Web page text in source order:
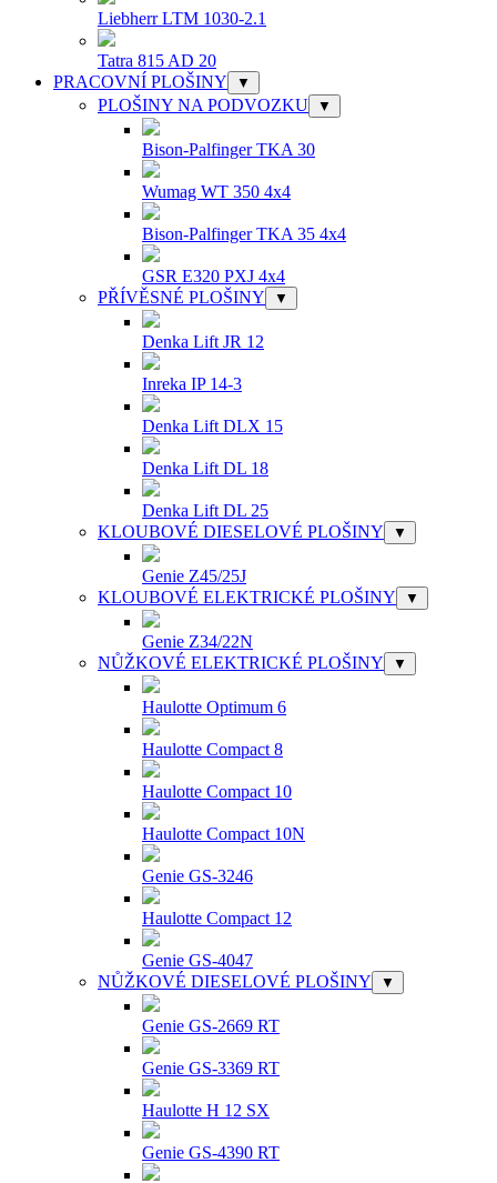
Liebherr LTM 1030-2.1
Tatra 815 AD 20
PRACOVNÍ PLOŠINY
▼
PLOŠINY NA PODVOZKU ▼
Bison-Palfinger TKA 30
Wumag WT 350 4x4
Bison-Palfinger TKA 35 4x4
GSR E320 PXJ 4x4
PŘÍVĚSNÉ PLOŠINY
▼
Denka Lift JR 12
Inreka IP 14-3
Denka Lift DLX 15
Denka Lift DL 18
Denka Lift DL 25
KLOUBOVÉ DIESELOVÉ PLOŠINY
▼
Genie Z45/25J
KLOUBOVÉ ELEKTRICKÉ PLOŠINY
▼
Genie Z34/22N
NŮŽKOVÉ ELEKTRICKÉ PLOŠINY
▼
Haulotte Optimum 6
Haulotte Compact 8
Haulotte Compact 10
Haulotte Compact 10N
Genie GS-3246
Haulotte Compact 12
Genie GS-4047
NŮŽKOVÉ DIESELOVÉ PLOŠINY
▼
Genie GS-2669 RT
Genie GS-3369 RT
Haulotte H 12 SX
Genie GS-4390 RT